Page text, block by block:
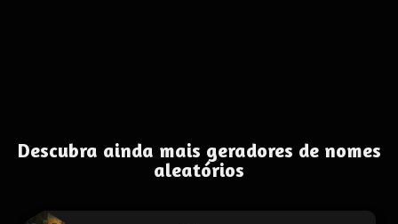
Descubra ainda mais geradores de nomes
aleatórios